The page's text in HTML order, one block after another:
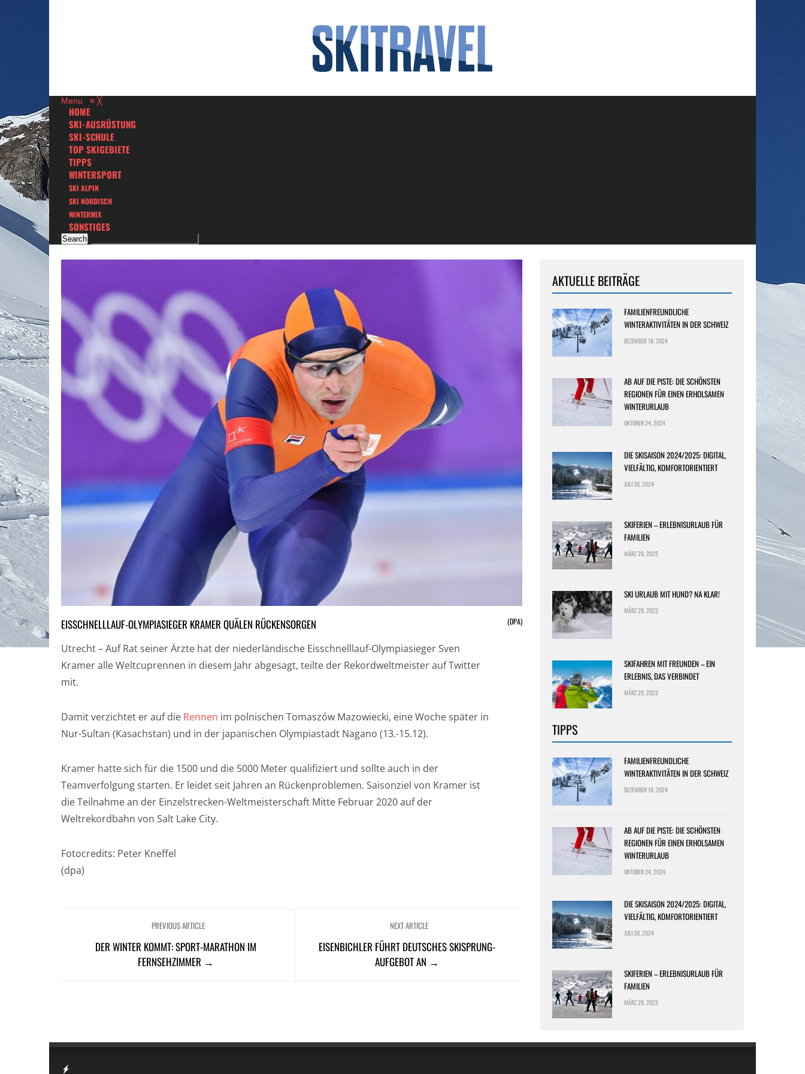
Menu ≡ ╳
HOME
SKI-AUSRÜSTUNG
SKI-SCHULE
TOP SKIGEBIETE
TIPPS
WINTERSPORT
SKI ALPIN
SKI NORDISCH
WINTERMIX
SONSTIGES
EISSCHNELLLAUF-OLYMPIASIEGER KRAMER QUÄLEN RÜCKENSORGEN (DPA)
Utrecht – Auf Rat seiner Ärzte hat der niederländische Eisschnelllauf-Olympiasieger Sven
Kramer alle Weltcuprennen in diesem Jahr abgesagt, teilte der Rekordweltmeister auf Twitter
mit.
Damit verzichtet er auf die Rennen im polnischen Tomaszów Mazowiecki, eine Woche später in
Nur-Sultan (Kasachstan) und in der japanischen Olympiastadt Nagano (13.-15.12).
Kramer hatte sich für die 1500 und die 5000 Meter qualifiziert und sollte auch in der
Teamverfolgung starten. Er leidet seit Jahren an Rückenproblemen. Saisonziel von Kramer ist
die Teilnahme an der Einzelstrecken-Weltmeisterschaft Mitte Februar 2020 auf der
Weltrekordbahn von Salt Lake City.
Fotocredits: Peter Kneffel
(dpa)
PREVIOUS ARTICLE
DER WINTER KOMMT: SPORT-MARATHON IM
FERNSEHZIMMER →
NEXT ARTICLE
EISENBICHLER FÜHRT DEUTSCHES SKISPRUNG-
AUFGEBOT AN →
AKTUELLE BEITRÄGE
FAMILIENFREUNDLICHE
WINTERAKTIVITÄTEN IN DER SCHWEIZ
DEZEMBER 18, 2024
AB AUF DIE PISTE: DIE SCHÖNSTEN
REGIONEN FÜR EINEN ERHOLSAMEN
WINTERURLAUB
OKTOBER 24, 2024
DIE SKISAISON 2024/2025: DIGITAL,
VIELFÄLTIG, KOMFORTORIENTIERT
JULI 30, 2024
SKIFERIEN – ERLEBNISURLAUB FÜR
FAMILIEN
MÄRZ 29, 2022
SKI URLAUB MIT HUND? NA KLAR!
MÄRZ 29, 2022
SKIFAHREN MIT FREUNDEN – EIN
ERLEBNIS, DAS VERBINDET
MÄRZ 29, 2022
TIPPS
FAMILIENFREUNDLICHE
WINTERAKTIVITÄTEN IN DER SCHWEIZ
DEZEMBER 18, 2024
AB AUF DIE PISTE: DIE SCHÖNSTEN
REGIONEN FÜR EINEN ERHOLSAMEN
WINTERURLAUB
OKTOBER 24, 2024
DIE SKISAISON 2024/2025: DIGITAL,
VIELFÄLTIG, KOMFORTORIENTIERT
JULI 30, 2024
SKIFERIEN – ERLEBNISURLAUB FÜR
FAMILIEN
MÄRZ 29, 2022